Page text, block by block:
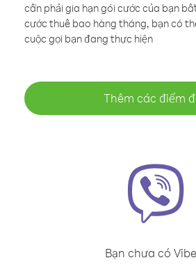
cần phải gia hạn gói cước của bạn
cước thuê bao hàng tháng, bạn có
cuộc gọi bạn đang thực hiện
Thêm các điểm
Bạn chưa có